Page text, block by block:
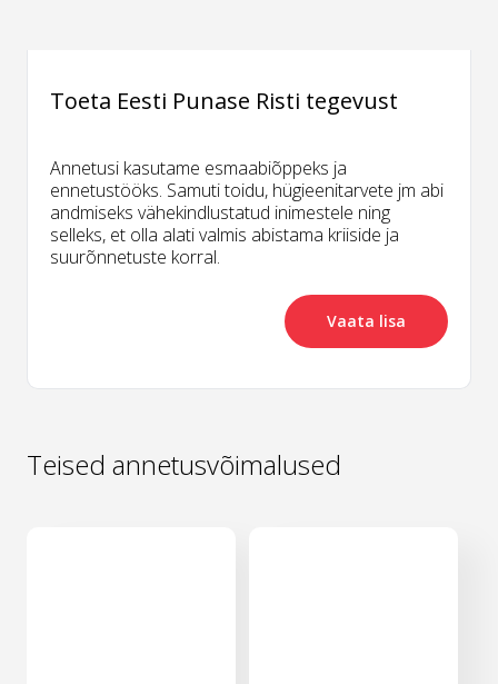
Toeta Eesti Punase Risti tegevust
Annetusi kasutame esmaabiõppeks ja
ennetustööks. Samuti toidu, hügieenitarvete jm abi
andmiseks vähekindlustatud inimestele ning
selleks, et olla alati valmis abistama kriiside ja
suurõnnetuste korral.
Vaata lisa
Teised annetusvõimalused